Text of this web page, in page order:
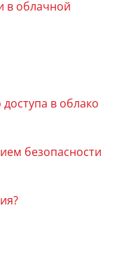
в облачной
в облако
безопасности